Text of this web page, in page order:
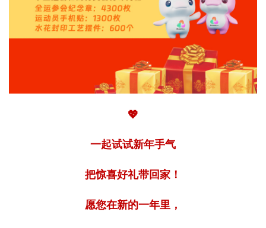
💖
一起试试新年手气
把惊喜好礼带回家！
愿您在新的一年里，